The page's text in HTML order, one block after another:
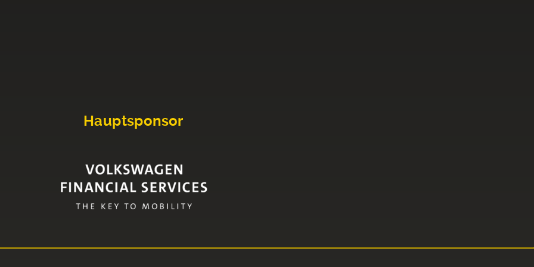
Hauptsponsor